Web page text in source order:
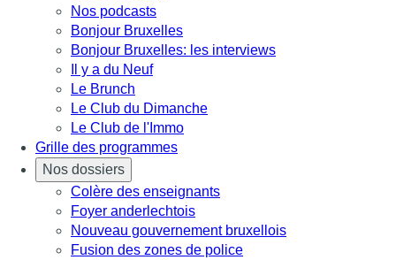
Nos podcasts
Bonjour Bruxelles
Bonjour Bruxelles: les interviews
Il y a du Neuf
Le Brunch
Le Club du Dimanche
Le Club de l'Immo
Grille des programmes
Nos dossiers
Colère des enseignants
Foyer anderlechtois
Nouveau gouvernement bruxellois
Fusion des zones de police